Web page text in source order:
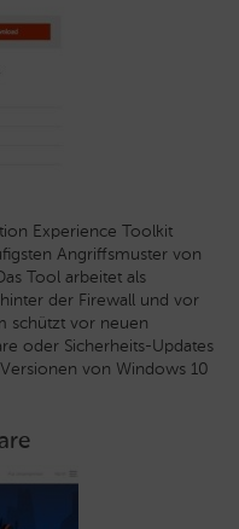
Experience Toolkit
Angriffsmuster von
Tool arbeitet als
der Firewall und vor
schützt vor neuen
oder Sicherheits-Updates
von Windows 10